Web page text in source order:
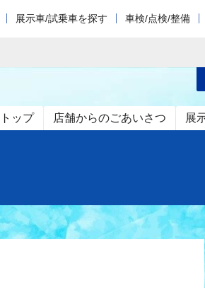
展示車/試乗車を探す 車検/点検/整備
ップ 店舗からのごあいさつ 展